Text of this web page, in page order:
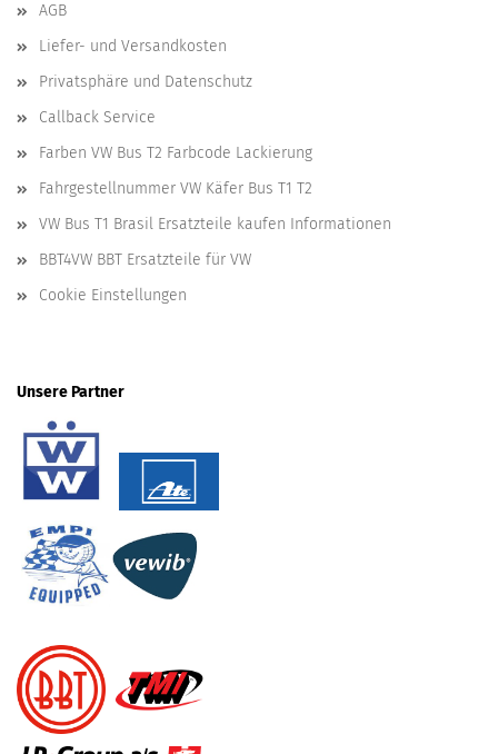
AGB
Liefer- und Versandkosten
Privatsphäre und Datenschutz
Callback Service
Farben VW Bus T2 Farbcode Lackierung
Fahrgestellnummer VW Käfer Bus T1 T2
VW Bus T1 Brasil Ersatzteile kaufen Informationen
BBT4VW BBT Ersatzteile für VW
Cookie Einstellungen
Unsere Partner